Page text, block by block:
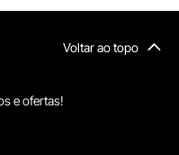
Voltar ao topo
e ofertas!